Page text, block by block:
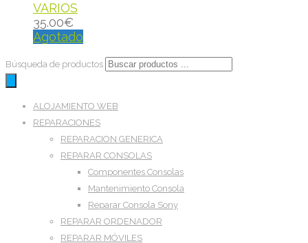
VARIOS
35.00€
Agotado
Búsqueda de productos
ALOJAMIENTO WEB
REPARACIONES
REPARACION GENERICA
REPARAR CONSOLAS
Componentes Consolas
Mantenimiento Consola
Reparar Consola Sony
REPARAR ORDENADOR
REPARAR MÓVILES